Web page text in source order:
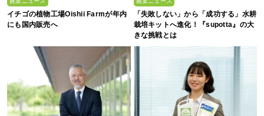
イチゴの植物工場Oishii Farmが年内
にも国内販売へ
「失敗しない」から「成功する」水耕
栽培キットへ進化！『supotta』の大
きな挑戦とは